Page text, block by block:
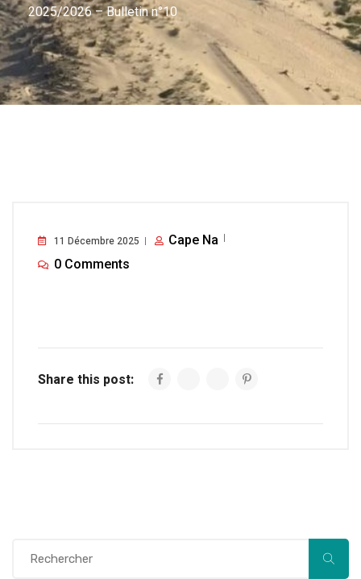
2025/2026 – Bulletin n°10
11 Décembre 2025
Cape Na
0 Comments
Share this post: